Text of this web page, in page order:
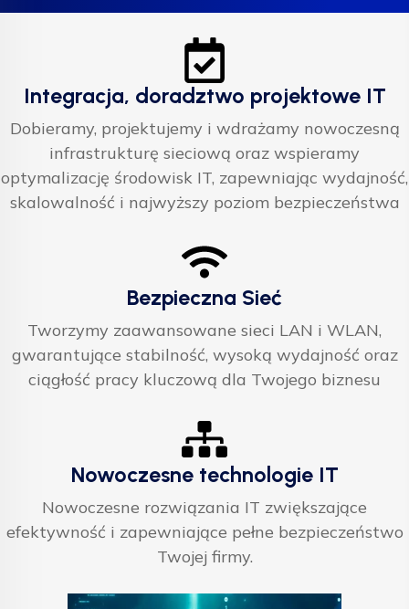
Integracja, doradztwo projektowe IT
Dobieramy, projektujemy i wdrażamy nowoczesną
infrastrukturę sieciową oraz wspieramy
optymalizację środowisk IT, zapewniając wydajność,
skalowalność i najwyższy poziom bezpieczeństwa
Bezpieczna Sieć
Tworzymy zaawansowane sieci LAN i WLAN,
gwarantujące stabilność, wysoką wydajność oraz
ciągłość pracy kluczową dla Twojego biznesu
Nowoczesne technologie IT
Nowoczesne rozwiązania IT zwiększające
efektywność i zapewniające pełne bezpieczeństwo
Twojej firmy.